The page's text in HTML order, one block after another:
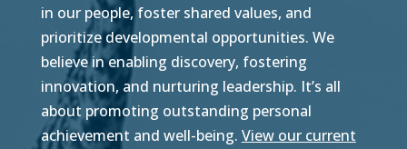
in our people, foster shared values, and
prioritize developmental opportunities. We
believe in enabling discovery, fostering
innovation, and nurturing leadership. It’s all
about promoting outstanding personal
achievement and well-being. View our current